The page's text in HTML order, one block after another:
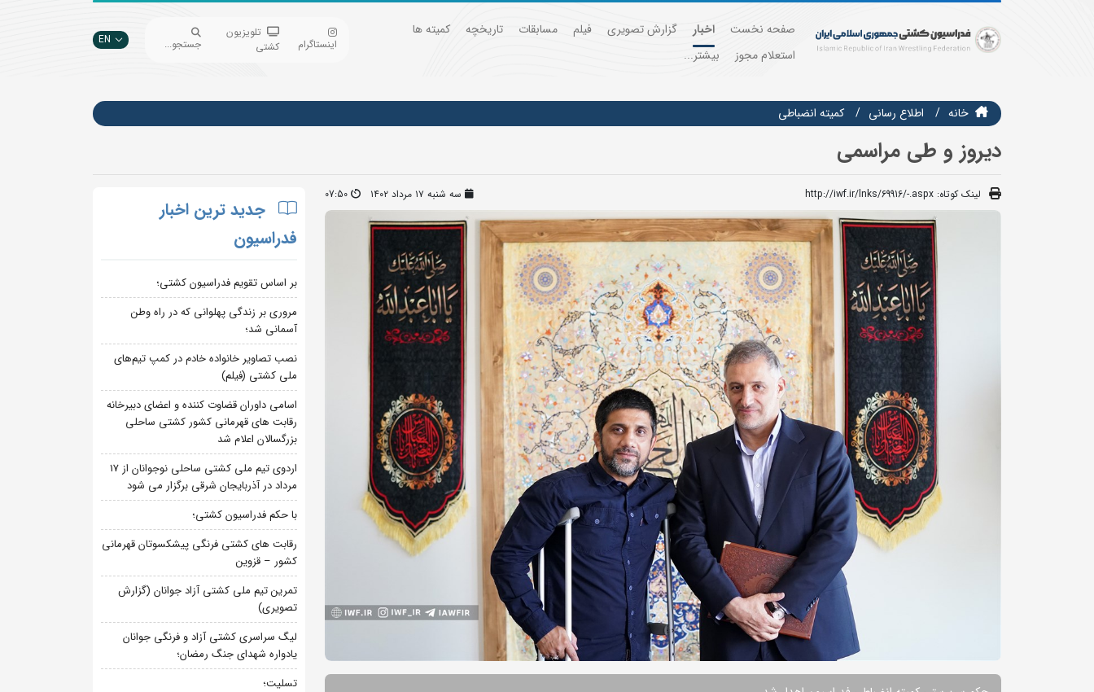
صفحه نخست اخبار گزارش تصویری فیلم مسابقات تاریخچه
کمیته ها
استعلام مجوز
بیشتر...
اینستاگرام
تلویزیون
کشتی
جستجو... EN
خانه اطلاع رسانی کمیته انضباطی
دیروز و طی مراسمی
لینک کوتاه: http://iwf.ir/lnks/69916/-.aspx سه شنبه ۱۷ مرداد ۱۴۰۲ 07:50
جدید ترین اخبار
فدراسیون
بر اساس تقویم فدراسیون کشتی؛
مروری بر زندگی پهلوانی که در راه وطن
آسمانی شد؛
نصب تصاویر خانواده خادم در کمپ تیم‌های
ملی کشتی (فیلم)
اسامی داوران قضاوت کننده و اعضای دبیرخانه
رقابت های قهرمانی کشور کشتی ساحلی
بزرگسالان اعلام شد
اردوی تیم ملی کشتی ساحلی نوجوانان از 17
مرداد در آذربایجان شرقی برگزار می شود
با حکم فدراسیون کشتی؛
رقابت های کشتی فرنگی پیشکسوتان قهرمانی
کشور – قزوین
تمرین تیم ملی کشتی آزاد جوانان (گزارش
تصویری)
لیگ سراسری کشتی آزاد و فرنگی جوانان
یادواره شهدای جنگ رمضان؛
تسلیت؛